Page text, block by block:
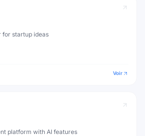
for startup ideas
Voir
platform with AI features